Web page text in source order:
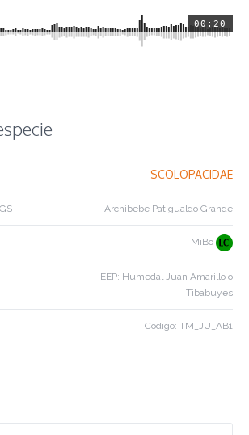
00:20
SCOLOPACIDAE
Archibebe Patigualdo Grande
MiBo
EEP: Humedal Juan Amarillo o
Tibabuyes
Código: TM_JU_AB1